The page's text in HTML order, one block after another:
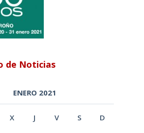
de Noticias
ENERO 2021
X J V S D